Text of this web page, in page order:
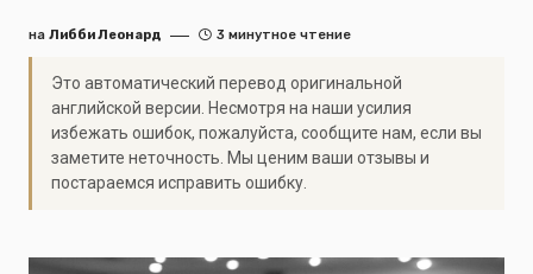
на Либби Леонард 3 минутное чтение
Это автоматический перевод оригинальной
английской версии. Несмотря на наши усилия
избежать ошибок, пожалуйста, сообщите нам, если вы
заметите неточность. Мы ценим ваши отзывы и
постараемся исправить ошибку.